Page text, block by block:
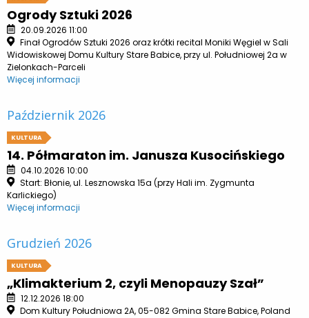
Ogrody Sztuki 2026
20.09.2026 11:00
Finał Ogrodów Sztuki 2026 oraz krótki recital Moniki Węgiel w Sali
Widowiskowej Domu Kultury Stare Babice, przy ul. Południowej 2a w
Zielonkach-Parceli
Więcej informacji
Październik 2026
KULTURA
14. Półmaraton im. Janusza Kusocińskiego
04.10.2026 10:00
Start: Błonie, ul. Lesznowska 15a (przy Hali im. Zygmunta
Karlickiego)
Więcej informacji
Grudzień 2026
KULTURA
„Klimakterium 2, czyli Menopauzy Szał”
12.12.2026 18:00
Dom Kultury Południowa 2A, 05-082 Gmina Stare Babice, Poland